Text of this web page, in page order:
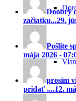
Doobrý
začiatku...29.
Pošlite
mája 2026 -
prosím
pridať ....12.